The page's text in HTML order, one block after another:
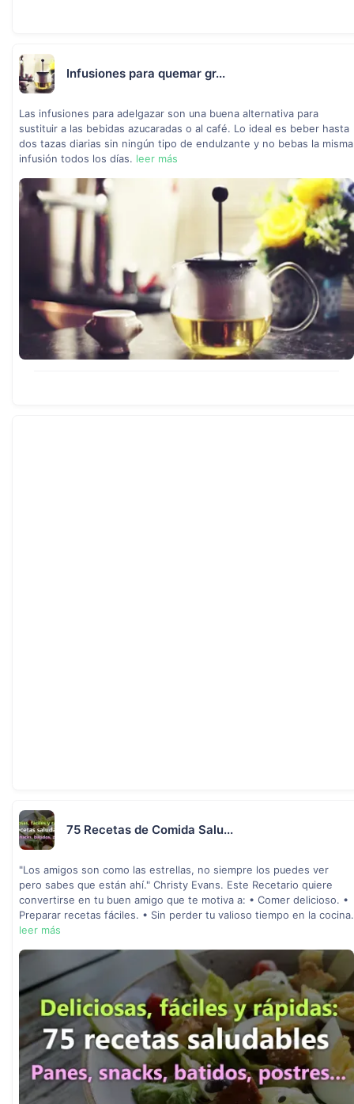
Infusiones para quemar gr...
Las infusiones para adelgazar son una buena alternativa para
sustituir a las bebidas azucaradas o al café. Lo ideal es beber hasta
dos tazas diarias sin ningún tipo de endulzante y no bebas la misma
infusión todos los días. leer más
75 Recetas de Comida Salu...
"Los amigos son como las estrellas, no siempre los puedes ver
pero sabes que están ahí." Christy Evans. Este Recetario quiere
convertirse en tu buen amigo que te motiva a: • Comer delicioso. •
Preparar recetas fáciles. • Sin perder tu valioso tiempo en la cocina.
leer más